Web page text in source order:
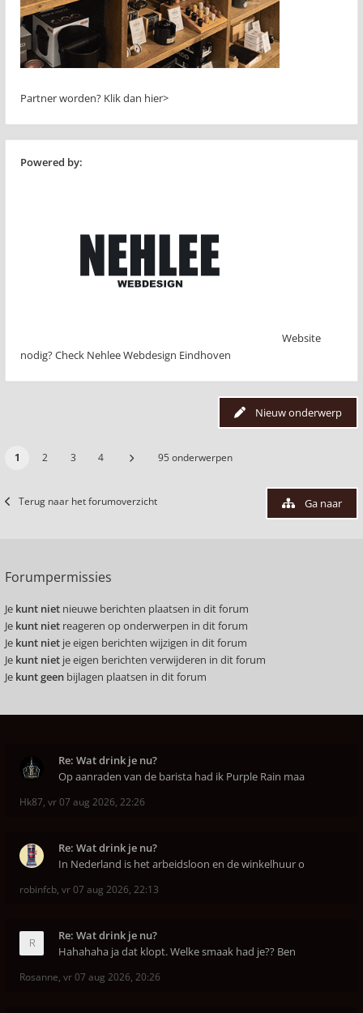
Partner worden? Klik dan hier>
Powered by:
Website
nodig? Check Nehlee Webdesign Eindhoven
Nieuw onderwerp
1 2 3 4 95 onderwerpen
Terug naar het forumoverzicht Ga naar
Forumpermissies
Je kunt niet nieuwe berichten plaatsen in dit forum
Je kunt niet reageren op onderwerpen in dit forum
Je kunt niet je eigen berichten wijzigen in dit forum
Je kunt niet je eigen berichten verwijderen in dit forum
Je kunt geen bijlagen plaatsen in dit forum
Re: Wat drink je nu?
Op aanraden van de barista had ik Purple Rain maa
Hk87, vr 07 aug 2026, 22:26
Re: Wat drink je nu?
In Nederland is het arbeidsloon en de winkelhuur o
robinfcb, vr 07 aug 2026, 22:13
Re: Wat drink je nu?
Hahahaha ja dat klopt. Welke smaak had je?? Ben
Rosanne, vr 07 aug 2026, 20:26